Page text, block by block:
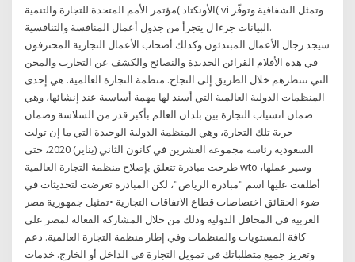
الأونكتاد )مؤتمر الأمم المتحدة للتجارة والتنمية( vi وتمثل الشفافية وتوفّر
البيانات جزءا ل يتجزأ من جدول أعمال المنافسة والتنافسية.
سيجد رجال الأعمال المبتدئون وكذلك أصحاب الأعمال التجارية المحترفون
في هذه الأفلام القرائن الجديدة والنصائح والكشف عن التجارب والمحن
التي تنتظرهم خلال الطريق إلى النجاح. منظمة التجارة العالمية. هي إحدى
المنظمات الدولية العالمية التي أسند لها مهمة أساسية عند إنشائها، وهي
ضمان انسياب التجارة بين بلدان العالم بأكبر قدر من السلاسة وضمان
حرية تلك التجارة، وهي المنظمة الدولية الوحيدة التي ما إن تولت
السعودية رئاسة مجموعة العشرين في كانون الثاني (يناير) 2020، حتى
طرحت مبادرة تتعلق بإصلاح منظمة التجارة العالمية wto وسير عملها،
أطلقت عليها اسم "مبادرة الرياض"، لكن المبادرة تعرضت لتحديثات في
ضوء الحقائق اختصاصات قطاع الاتفاقات التجارية •تمثيل جمهورية مصر
العربية في المحافل الدولية وذلك من خلال المشاركة الفعالة لمصر على
كافة المستويات والمنظمات وفي إطار منظمة التجارة العالمية. دعم
وتعزيز جميع متطلباتك في تمويل التجارة في الداخل أو الخارج. خدمات